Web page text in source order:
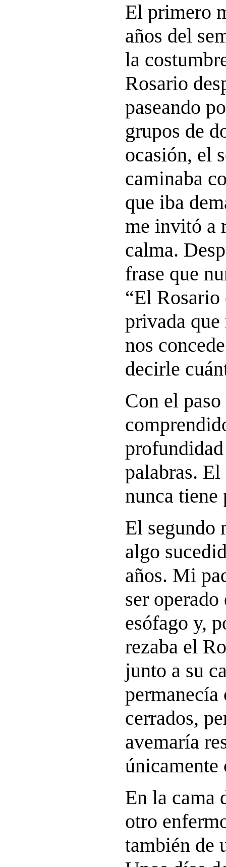
El primero
años del
la
Rosario
paseando
grupos de
ocasión, el
caminaba
que iba
me invitó a
calma.
frase que
“El Rosario
privada
nos
decirle
Con el
palabras.
nunca tiene
El segundo
algo
años. Mi
ser operado
esófago y,
rezaba el
junto a su
cerrados,
avemaría
únicamente
En la cama
otro
también de